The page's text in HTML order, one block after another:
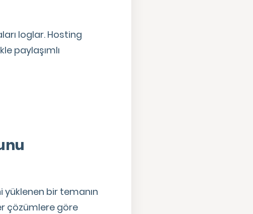
loglar. Hosting
paylaşımlı
yüklenen bir temanın
çözümlere göre